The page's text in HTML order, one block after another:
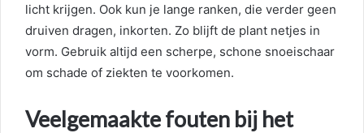
licht krijgen. Ook kun je lange ranken, die verder geen
druiven dragen, inkorten. Zo blijft de plant netjes in
vorm. Gebruik altijd een scherpe, schone snoeischaar
om schade of ziekten te voorkomen.
Veelgemaakte fouten bij het